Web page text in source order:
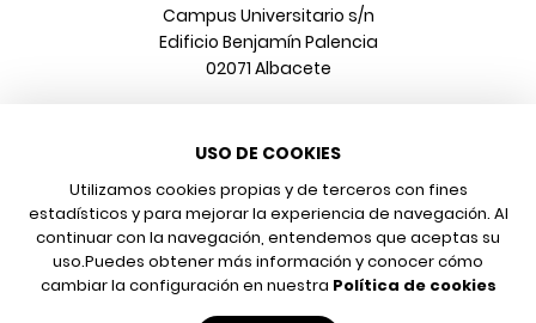
Campus Universitario s/n
Edificio Benjamín Palencia
02071 Albacete
967 599 376
Correo electrónico
info@poeonline.es
© 2026 UCLM, Grupo de Estudios de Literatura y Arte
Aviso legal
USO DE COOKIES
Utilizamos cookies propias y de terceros con fines
estadísticos y para mejorar la experiencia de navegación. Al
continuar con la navegación, entendemos que aceptas su
uso.Puedes obtener más información y conocer cómo
cambiar la configuración en nuestra Política de cookies